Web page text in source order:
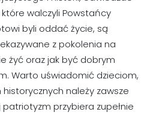
walczyli Powstańcy
byli oddać życie, są
z pokolenia na
żyć oraz jak być dobrym
Warto uświadomić dzieciom,
należy zawsze
przybiera zupełnie